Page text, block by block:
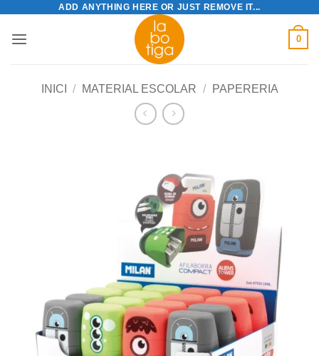
content
ADD ANYTHING HERE OR JUST REMOVE IT...
0
INICI / MATERIAL ESCOLAR / PAPERERIA